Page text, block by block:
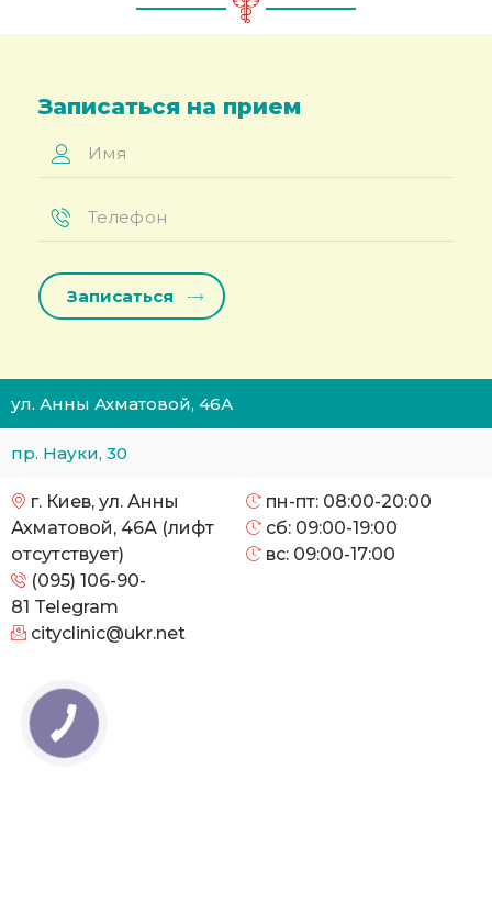
Записаться на прием
Имя
Телефон
ул. Анны Ахматовой, 46А
г. Киев, ул. Анны
Ахматовой, 46А (лифт
отсутствует)
(095) 106-90-
81 Telegram
cityclinic@ukr.net
пн-пт: 08:00-20:00
сб: 09:00-19:00
вс: 09:00-17:00
пр. Науки, 30